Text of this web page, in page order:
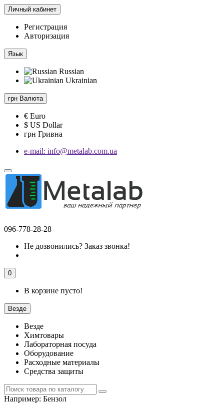
Личный кабинет
Регистрация
Авторизация
Язык
Russian
Ukrainian
грн Валюта
€ Euro
$ US Dollar
грн Гривна
e-mail: info@metalab.com.ua
096-778-28-28
Не дозвонились? Заказ звонка!
0
В корзине пусто!
Везде
Везде
Химтовары
Лабораторная посуда
Оборудование
Расходные материалы
Средства защиты
Например: Бензол